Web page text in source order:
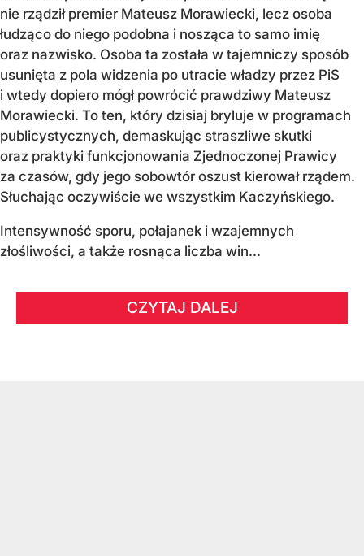
nie rządził premier Mateusz Morawiecki, lecz osoba
łudząco do niego podobna i nosząca to samo imię
oraz nazwisko. Osoba ta została w tajemniczy sposób
usunięta z pola widzenia po utracie władzy przez PiS
i wtedy dopiero mógł powrócić prawdziwy Mateusz
Morawiecki. To ten, który dzisiaj bryluje w programach
publicystycznych, demaskując straszliwe skutki
oraz praktyki funkcjonowania Zjednoczonej Prawicy
za czasów, gdy jego sobowtór oszust kierował rządem.
Słuchając oczywiście we wszystkim Kaczyńskiego.
Intensywność sporu, połajanek i wzajemnych
złośliwości, a także rosnąca liczba win...
CZYTAJ DALEJ